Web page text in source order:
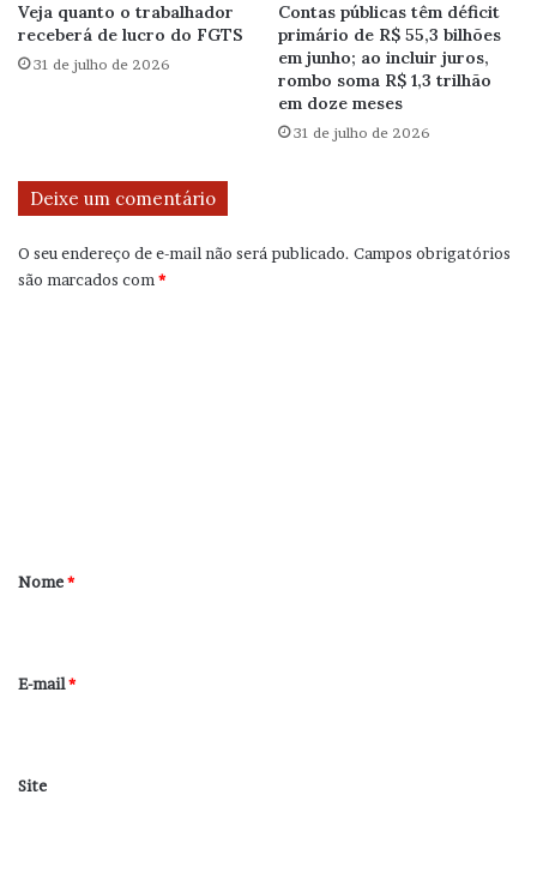
Veja quanto o trabalhador
receberá de lucro do FGTS
31 de julho de 2026
Contas públicas têm déficit
primário de R$ 55,3 bilhões
em junho; ao incluir juros,
rombo soma R$ 1,3 trilhão
em doze meses
31 de julho de 2026
Deixe um comentário
O seu endereço de e-mail não será publicado. Campos obrigatórios
são marcados com*
r
*
Nome*
E-mail*
Site